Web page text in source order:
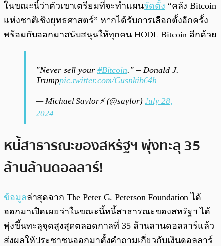
ในขณะนี้ว่าตัวเขาเตรียมที่จะทำแผนจัดตั้ง “คลัง Bitcoin
แห่งชาติเชิงยุทธศาสตร์” หากได้รับการเลือกตั้งอีกครั้ง
พร้อมกับออกมาสนับสนุนให้ทุกคน HODL Bitcoin อีกด้วย
"Never sell your #Bitcoin." – Donald J.
Trumppic.twitter.com/Cusnkib64h
— Michael Saylor⚡️ (@saylor) July 28,
2024
หนี้สาธารณะของสหรัฐฯ พุ่งทะลุ 35
ล้านล้านดอลลาร์!
ข้อมูลล่าสุดจาก The Peter G. Peterson Foundation ได้
ออกมาเปิดเผยว่าในขณะนี้หนี้สาธารณะของสหรัฐฯ ได้
พุ่งขึ้นทะลุจุดสูงสุดตลอดกาลที่ 35 ล้านลานดอลลาร์แล้ว
ส่งผลให้ประชาชนออกมาตั้งคำถามเกี่ยวกับเงินดอลลาร์